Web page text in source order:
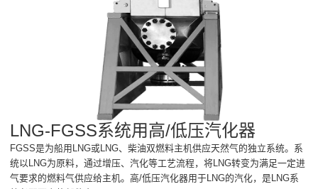
LNG-FGSS系统用高/低压汽化器
FGSS是为船用LNG或LNG、柴油双燃料主机供应天然气的独立系统。系
统以LNG为原料，通过增压、汽化等工艺流程，将LNG转变为满足一定进
气要求的燃料气供应给主机。高/低压汽化器用于LNG的汽化，是LNG系